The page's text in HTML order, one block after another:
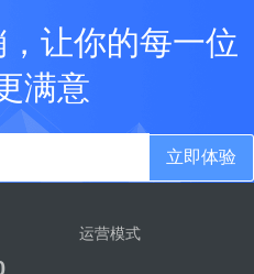
让你的每一位
满意
立即体验
运营模式